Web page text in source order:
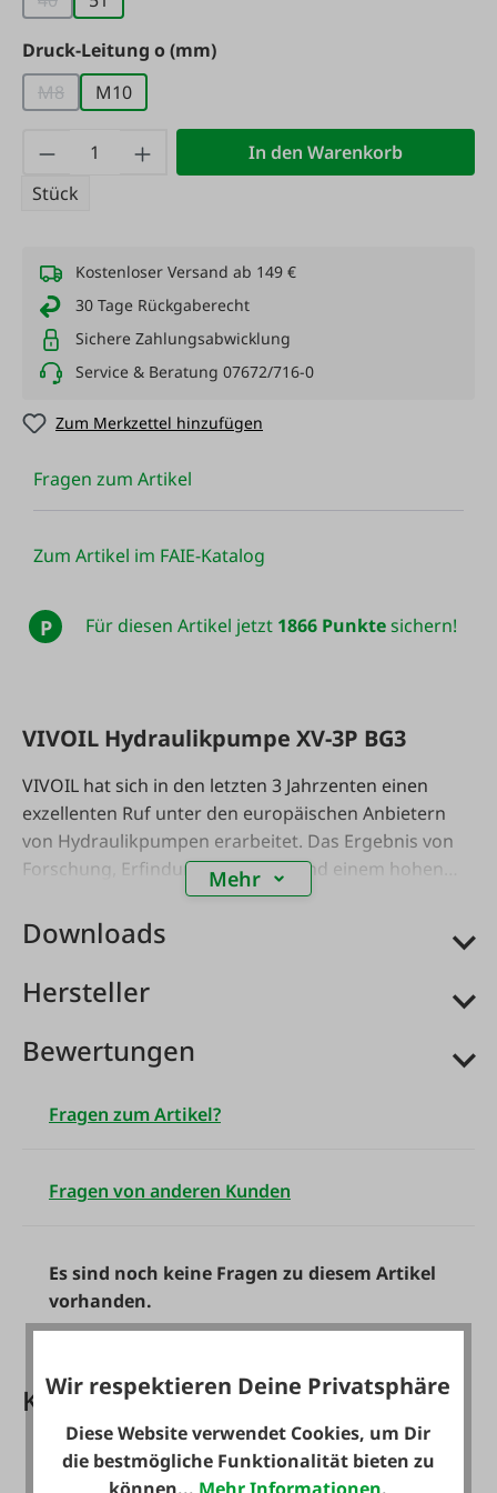
(Diese Option ist zurzeit nicht verfügbar.)
Druck-Leitung o (mm)auswählen
M8(Diese Option ist zurzeit nicht verfügbar.)
M10
Produkt Anzahl: Gib den gewünschten
Stück
In den Warenkorb
Kostenloser Versand ab 149 €
30 Tage Rückgaberecht
Sichere Zahlungsabwicklung
Service & Beratung 07672/716-0
Zum Merkzettel hinzufügen
Fragen zum Artikel
Zum Artikel im FAIE-Katalog
P Für diesen Artikel jetzt 1866 Punktesichern!
VIVOIL Hydraulikpumpe XV-3P BG3
VIVOIL hat sich in den letzten 3 Jahrzenten einen
exzellenten Ruf unter den europäischen Anbietern
von Hydraulikpumpen erarbeitet. Das Ergebnis von
Forschung, Erfindungsreichtum und einem hohen
Maß an manuellen Fähigkeiten zeigen die neuen
Produktlinien von Pumpen, Zahnradmotoren und
Zahnradmengenteilern.
Vivoil hat sich stets mit viel
Liebe zum Detail identifiziert und ist der
Überzeugung, dass dies die andere Seite der
verpflichtet hat, seinen Kunden Qualität und
Qualität wird seit Jahren im Unternehmen jeden
Mehr
Downloads
Hersteller
Bewertungen
Fragen zum Artikel?
Fragen von anderen Kunden
Es sind noch keine Fragen zu diesem Artikel
vorhanden.
Kundenkarte PLUS Vorteile
Wir respektieren Deine Privatsphäre
Diese Website verwendet Cookies, um Dir
die bestmögliche Funktionalität bieten zu